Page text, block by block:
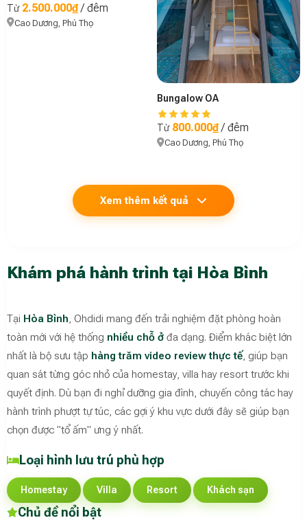
Từ 2.500.000₫/ đêm
Cao Dương, Phú Thọ
Bungalow OA
Từ 800.000₫/ đêm
Cao Dương, Phú Thọ
Xem thêm kết quả
Khám phá hành trình tại Hòa Bình
Tại Hòa Bình, Ohdidi mang đến trải nghiệm đặt phòng hoàn
toàn mới với hệ thống nhiều chỗ ở đa dạng. Điểm khác biệt lớn
nhất là bộ sưu tập hàng trăm video review thực tế, giúp bạn
quan sát từng góc nhỏ của homestay, villa hay resort trước khi
quyết định. Dù bạn đi nghỉ dưỡng gia đình, chuyến công tác hay
hành trình phượt tự túc, các gợi ý khu vực dưới đây sẽ giúp bạn
chọn được "tổ ấm" ưng ý nhất.
Loại hình lưu trú phù hợp
Homestay Villa Resort Khách sạn
Chủ đề nổi bật